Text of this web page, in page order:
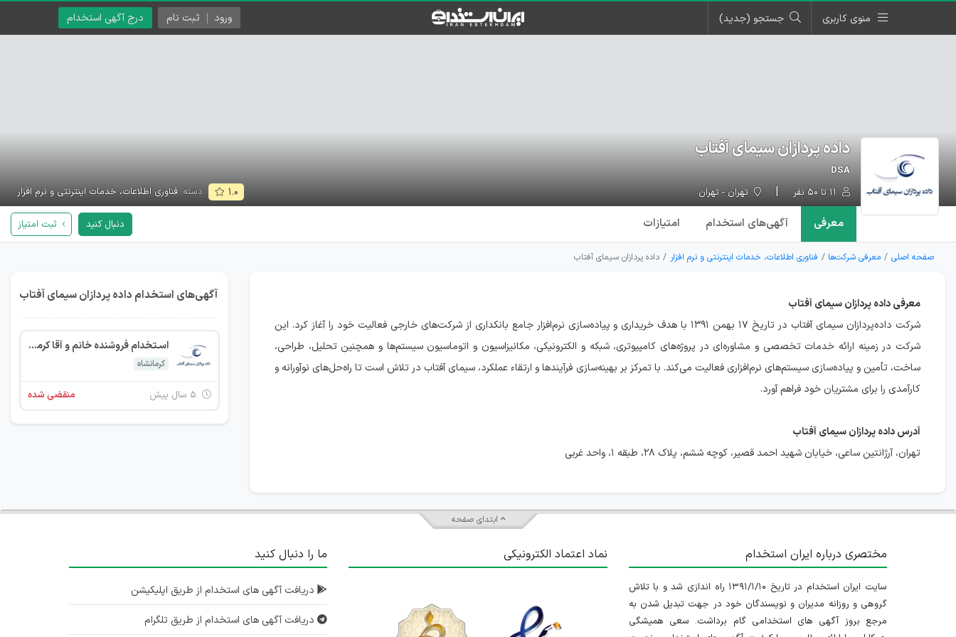
منوی کاربری جستجو (جدید) درج آگهی استخدام ورود ثبت نام
داده پردازان سیمای آفتاب
DSA
تهران - تهران ۱.۰ دسته:فناوری اطلاعات، خدمات اینترنتی و نرم افزار
معرفی آگهی‌های استخدام امتیازات دنبال کنید ثبت امتیاز
صفحه اصلی معرفی شرکت‌ها فناوری اطلاعات، خدمات اینترنتی و نرم افزار داده پردازان سیمای آفتاب
معرفی داده پردازان سیمای آفتاب
شرکت داده‌پردازان سیمای آفتاب در تاریخ ۱۷ بهمن ۱۳۹۱ با هدف خریداری و پیاده‌سازی نرم‌افزار جامع بانکداری از شرکت‌های خارجی فعالیت خود را آغاز کرد. این
شرکت در زمینه ارائه خدمات تخصصی و مشاوره‌ای در پروژه‌های کامپیوتری، شبکه و الکترونیکی، مکانیزاسیون و اتوماسیون سیستم‌ها و همچنین تحلیل، طراحی،
ساخت، تأمین و پیاده‌سازی سیستم‌های نرم‌افزاری فعالیت می‌کند. با تمرکز بر بهینه‌سازی فرآیندها و ارتقاء عملکرد، سیمای آفتاب در تلاش است تا راه‌حل‌های نوآورانه و
کارآمدی را برای مشتریان خود فراهم آورد.
آدرس داده پردازان سیمای آفتاب
تهران، آرژانتین ساعی، خیابان شهید احمد قصیر، کوچه ششم، پلاک ۲۸، طبقه ۱، واحد غربی
آگهی‌های استخدام داده پردازان سیمای آفتاب
اسـتخدام فروشنده خانم و آقا کرمانشاه
کرمانشاه
منقضی شده
ابتدای صفحه
مختصری درباره ایران استخدام
سایت ایران استخدام در تاریخ ۱۳۹۱/۱/۱۰ راه اندازی شد و با تلاش
گروهی و روزانه مدیران و نویسندگان خود در جهت تبدیل شدن به
مرجع بروز آگهی های استخدامی گام برداشت. سعی همیشگی
نماد اعتماد الکترونیکی ما را دنبال کنید
دریافت آگهی های استخدام از طریق اپلیکیشن
دریافت آگهی های استخدام از طریق تلگرام